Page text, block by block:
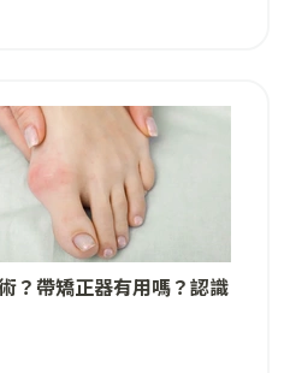
？帶矯正器有用嗎？認識